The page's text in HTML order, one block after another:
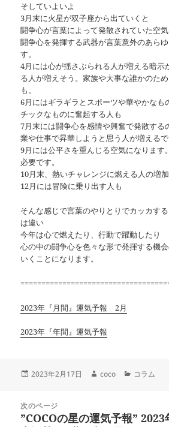
そしていよいよ
3月末に火星が双子座から出ていくと
闘争心が言葉によって発散されていた空気
闘争心を発揮する武器が言葉意外のあら
す。
4月には心が揺さぶられる人が増える暗示
る人が増えそう。家族や大事な誰かのた
も。
6月にはギラギラとスポーツや華やかなも
チックなものに奮起する人も
7月末には闘争心を感情や興奮で発散する
業や仕事で昇華しようと思う人が増えるで
9月には公平さを重んじる空気になります
必要です。
10月末、熱いチャレンジに燃える人の増加
12月には冒険に乗り出す人も
そんな感じで言葉のやりとりでカッカす
は違い
今年は心で燃えたり、行動で躍動したり
心の中の闘争心を色々な形で発揮する機
いくことになります。
2023年『月間』運気予報 2月
2023年『年間』運気予報
投
2023年2月17日
作
coco
カ
ー
コラム
次のページ
前
”COCOの星の運気予報”